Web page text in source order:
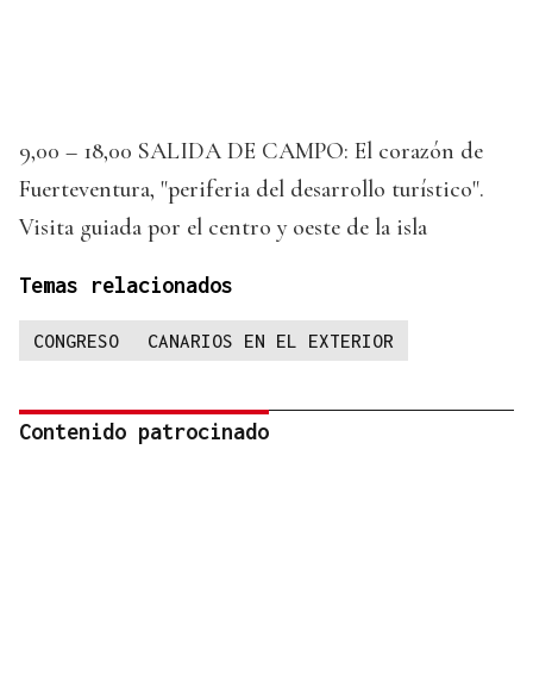
9,00 – 18,00 SALIDA DE CAMPO: El corazón de
Fuerteventura, "periferia del desarrollo turístico".
Visita guiada por el centro y oeste de la isla
Temas relacionados
CONGRESO CANARIOS EN EL EXTERIOR
Contenido patrocinado